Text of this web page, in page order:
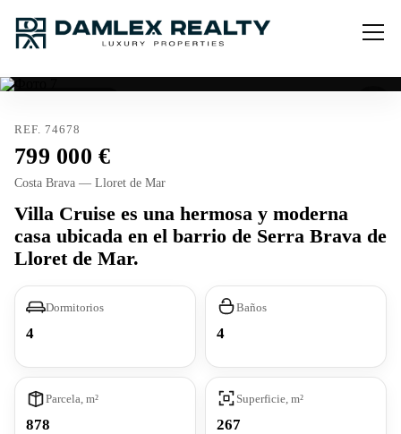
REF. 74678
799 000
Costa Brava — Lloret de Mar
Villa Cruise es una hermosa y moderna
casa ubicada en el barrio de Serra Brava de
Lloret de Mar.
Dormitorios
4
Baños
4
Parcela, m²
878
Superficie, m²
267